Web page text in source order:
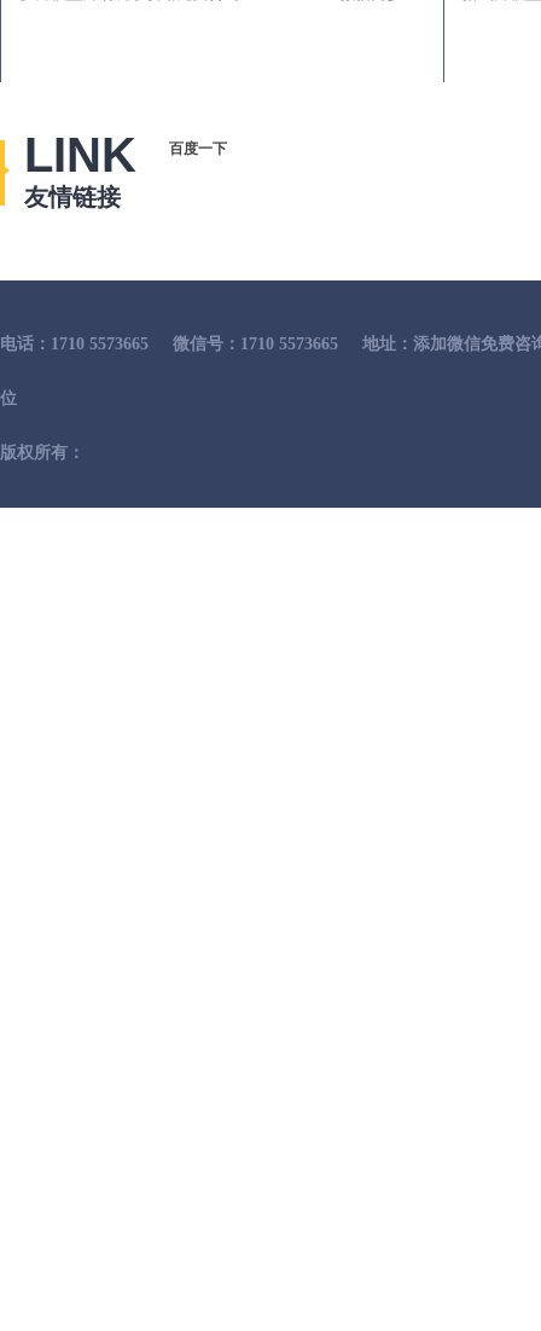
LINK
友情链接
百度一下
电话：1710 5573665 微信号：1710 5573665 地址：添加微信免费咨
位
版权所有：